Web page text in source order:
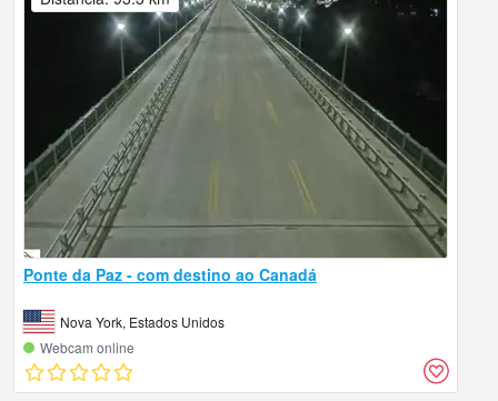
Ponte da Paz - com destino ao Canadá
Nova York, Estados Unidos
Webcam online